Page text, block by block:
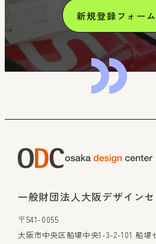
新規登録フォー
一般財団法人大阪デザイン
〒541-0055
大阪市中央区船場中央1-3-2-101 船場